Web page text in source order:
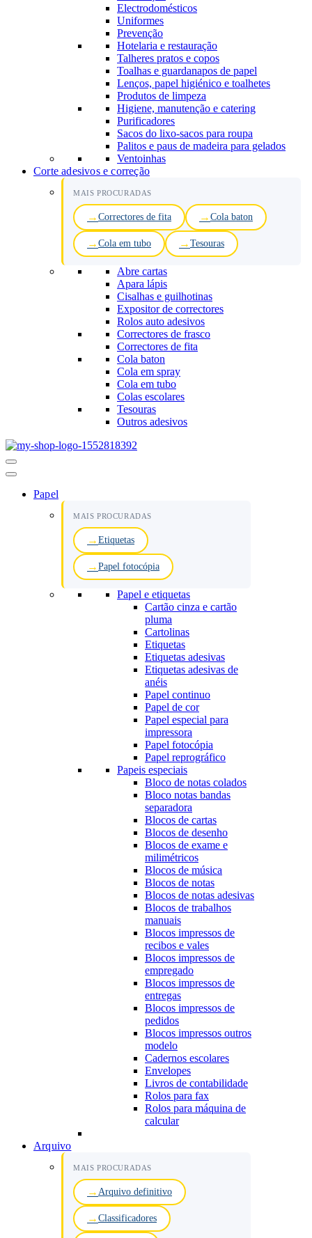
Electrodomésticos
Uniformes
Prevenção
Hotelaria e restauração
Talheres pratos e copos
Toalhas e guardanapos de papel
Lenços, papel higiénico e toalhetes
Produtos de limpeza
Higiene, manutenção e catering
Purificadores
Sacos do lixo-sacos para roupa
Palitos e paus de madeira para gelados
Ventoinhas
Corte adesivos e correção
MAIS PROCURADAS
Correctores de fita Cola baton
Cola em tubo Tesouras
Abre cartas
Apara lápis
Cisalhas e guilhotinas
Expositor de correctores
Rolos auto adesivos
Correctores de frasco
Correctores de fita
Cola baton
Cola em spray
Cola em tubo
Colas escolares
Tesouras
Outros adesivos
Menu
de
Papel
MAIS PROCURADAS
Etiquetas
Papel fotocópia
Papel e etiquetas
Cartão cinza e cartão
pluma
Cartolinas
Etiquetas
Etiquetas adesivas
Etiquetas adesivas de
anéis
Papel continuo
Papel de cor
Papel especial para
impressora
Papel fotocópia
Papel reprográfico
Papeis especiais
Bloco de notas colados
Bloco notas bandas
separadora
Blocos de cartas
Blocos de desenho
Blocos de exame e
milimétricos
Blocos de música
Blocos de notas
Blocos de notas adesivas
Blocos de trabalhos
manuais
Blocos impressos de
recibos e vales
Blocos impressos de
empregado
Blocos impressos de
entregas
Blocos impressos de
pedidos
Blocos impressos outros
modelo
Cadernos escolares
Envelopes
Livros de contabilidade
Rolos para fax
Rolos para máquina de
calcular
Arquivo
MAIS PROCURADAS
Arquivo definitivo
Classificadores